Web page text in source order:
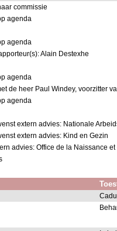
commissie
agenda
agenda
Alain Destexhe
agenda
de heer Paul Windey, voorzitter
agenda
extern advies: Nationale
extern advies: Kind en Gezin
advies: Office de la Naissance et